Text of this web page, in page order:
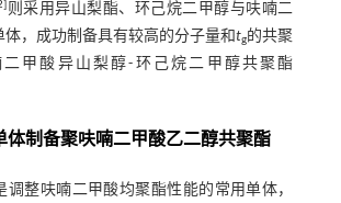
] 则采用异山梨酯、环己烷二甲醇与呋喃二
体，成功制备具有较高的分子量和tg的共聚
二甲酸异山梨醇-环己烷二甲醇共聚酯
体制备聚呋喃二甲酸乙二醇共聚酯
调整呋喃二甲酸均聚酯性能的常用单体，